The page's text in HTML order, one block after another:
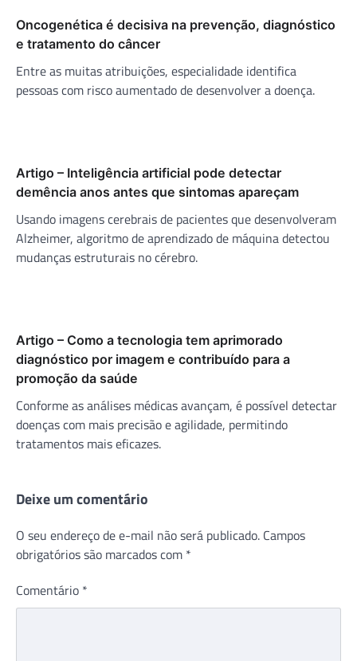
Oncogenética é decisiva na prevenção, diagnóstico
e tratamento do câncer
Entre as muitas atribuições, especialidade identifica
pessoas com risco aumentado de desenvolver a doença.
Artigo – Inteligência artificial pode detectar
demência anos antes que sintomas apareçam
Usando imagens cerebrais de pacientes que desenvolveram
Alzheimer, algoritmo de aprendizado de máquina detectou
mudanças estruturais no cérebro.
Artigo – Como a tecnologia tem aprimorado
diagnóstico por imagem e contribuído para a
promoção da saúde
Conforme as análises médicas avançam, é possível detectar
doenças com mais precisão e agilidade, permitindo
tratamentos mais eficazes.
Deixe um comentário
O seu endereço de e-mail não será publicado. Campos
obrigatórios são marcados com *
Comentário *